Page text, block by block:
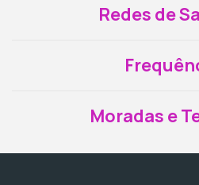
Redes de
Moradas e